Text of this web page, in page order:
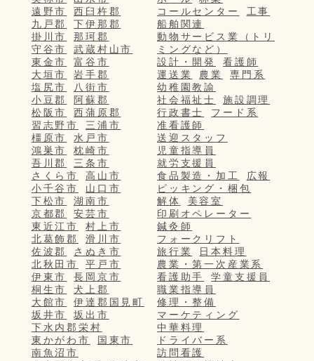
遠野市
西臼杵郡
九戸郡
下伊那郡
掛川市
那珂郡
守谷市
武蔵村山市
東金市
富谷市
大垣市
岩手郡
塩尻市
八街市
小豆郡
阿蘇郡
松阪市
西蒲原郡
習志野市
三浦市
橿原市
水戸市
鴻巣市
枕崎市
吾川郡
三条市
さくら市
高山市
小千谷市
山口市
下松市
湖南市
京都郡
安芸市
東近江市
村上市
北葛飾郡
滑川市
佐波郡
さぬき市
北秋田市
平戸市
伊東市
長岡京市
桐生市
犬上郡
大館市
伊達郡国見町
坂井市
坂出市
下水内郡栄村
東かがわ市
国東市
南魚沼市
コールセンター
工事
船舶関連
動物サービス業（トリ
ミングなど）
設計・開発
看護師
運送業
農業
専門系
幼稚園教諭
社会福祉士
施設調理
行政書士
フード系
准看護師
送迎スタッフ
児童指導員
就労支援員
食品製造・加工
広報
ピッキング・梱包
解体
美容室
印刷オペレーター
鍼灸師
フォークリフト
旅行業
日本料理
農業・第一次産業系
看護助手
学童支援員
職業指導員
修理・整備
マーケティング
中華料理
ドライバー系
訪問看護